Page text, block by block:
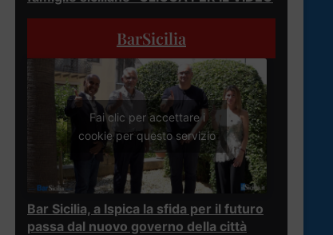
BarSicilia
Fai clic per accettare i
cookie per questo servizio
Bar Sicilia, a Ispica la sfida per il futuro
passa dal nuovo governo della città